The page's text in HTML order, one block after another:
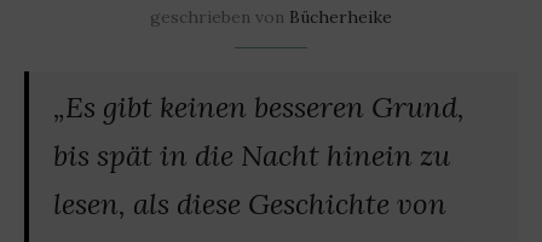
geschrieben von Bücherheike
„Es gibt keinen besseren Grund,
bis spät in die Nacht hinein zu
lesen, als diese Geschichte von